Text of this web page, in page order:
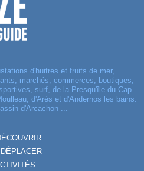
d'huitres et fruits de mer,
marchés, commerces, boutiques,
surf, de la Presqu'île du Cap
d'Arès et d'Andernos les bains.
d'Arcachon ...